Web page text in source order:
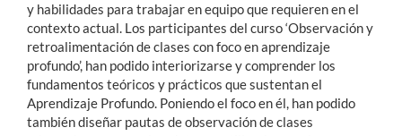
y habilidades para trabajar en equipo que requieren en el
contexto actual. Los participantes del curso ‘Observación y
retroalimentación de clases con foco en aprendizaje
profundo’, han podido interiorizarse y comprender los
fundamentos teóricos y prácticos que sustentan el
Aprendizaje Profundo. Poniendo el foco en él, han podido
también diseñar pautas de observación de clases